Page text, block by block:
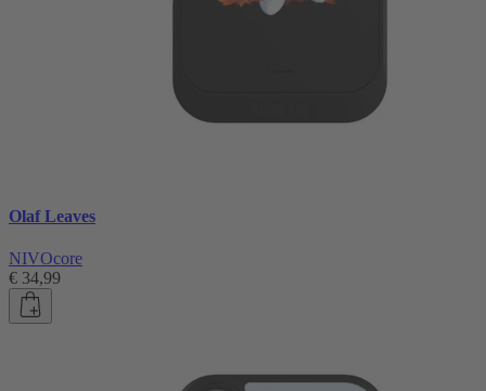
Olaf Leaves
NIVOcore
€ 34,99